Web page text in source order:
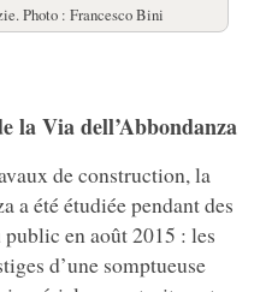
Photo : Francesco Bini
la Via dell’Abbondanza
de construction, la
a été étudiée pendant des
public en août 2015 : les
d’une somptueuse